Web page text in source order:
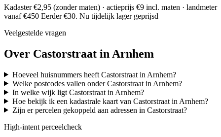
Kadaster €2,95 (zonder maten) · actieprijs €9 incl. maten · landmeter
vanaf €450 Eerder €30. Nu tijdelijk lager geprijsd
Veelgestelde vragen
Over Castorstraat in Arnhem
Hoeveel huisnummers heeft Castorstraat in Arnhem?
Welke postcodes vallen onder Castorstraat in Arnhem?
In welke wijk ligt Castorstraat in Arnhem?
Hoe bekijk ik een kadastrale kaart van Castorstraat in Arnhem?
Zijn er percelen gekoppeld aan adressen in Castorstraat?
High-intent perceelcheck